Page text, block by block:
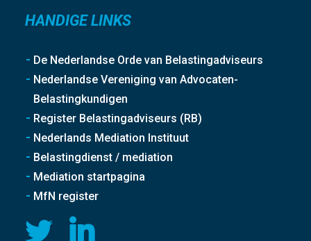
HANDIGE LINKS
De Nederlandse Orde van Belastingadviseurs
Nederlandse Vereniging van Advocaten-
Belastingkundigen
Register Belastingadviseurs (RB)
Nederlands Mediation Instituut
Belastingdienst / mediation
Mediation startpagina
MfN register